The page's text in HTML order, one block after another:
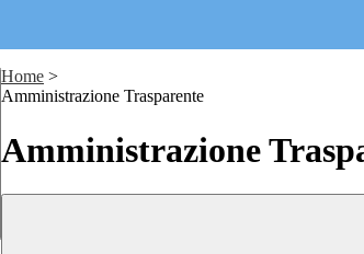
Home >
Amministrazione Trasparente
Amministrazione